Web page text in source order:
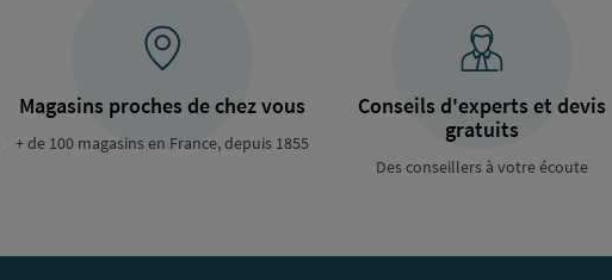
Magasins proches de chez vous
+ de 100 magasins en France, depuis 1855
Conseils d'experts et devis
gratuits
Des conseillers à votre écoute